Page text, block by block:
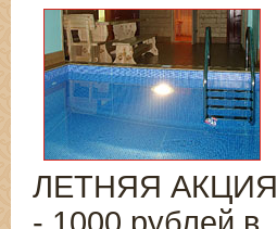
ЛЕТНЯЯ АКЦИЯ